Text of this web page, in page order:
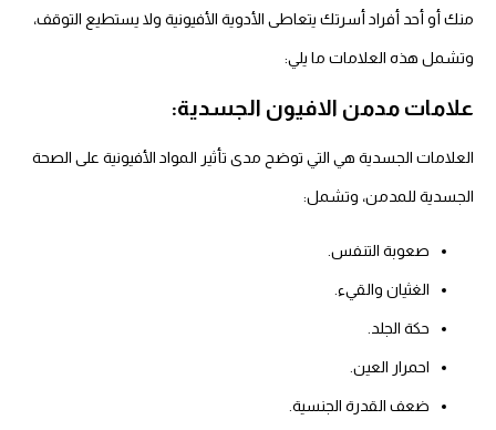
منك أو أحد أفراد أسرتك يتعاطى الأدوية الأفيونية ولا يستطيع التوقف،
وتشمل هذه العلامات ما يلي:
علامات مدمن الافيون الجسدية:
العلامات الجسدية هي التي توضح مدى تأثير المواد الأفيونية على الصحة
الجسدية للمدمن، وتشمل:
صعوبة التنفس.
الغثيان والقيء.
حكة الجلد.
احمرار العين.
ضعف القدرة الجنسية.